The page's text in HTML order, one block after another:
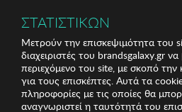
Για τηλεφωνικές
211 18 94
(Δευτέρα έως Παρασκευή 9:30 -
ΣΤΑΤΙΣΤΙΚΩΝ
Μετρούν την επισκεψιμότητα του
διαχειριστές του brandsgalaxy.gr
περιεχόμενο του site, με σκοπό την
για τους επισκέπτες. Αυτά τα
πληροφορίες με τις οποίες θα
αναγνωριστεί η ταυτότητά του